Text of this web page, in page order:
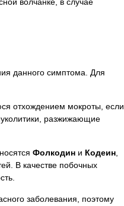
данного симптома. Для
отхождением мокроты, если
разжижающие
Фолкодин и Кодеин
В качестве побочных
заболевания, поэтому